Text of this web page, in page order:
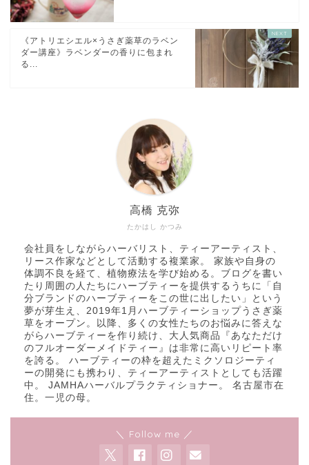
《アトリエシエル×うさぎ薬草のラベン
ダー講座》ラベンダーの香りに包まれ
る...
たかはし かつみ
高橋 克弥
会社員をしながらハーバリスト、ティーアーティスト、
リース作家などとして活動する複業家。 家族や自身の
体調不良を経て、植物療法を学び始める。ブログを書い
たり周囲の人たちにハーブティーを提供するうちに「自
分ブランドのハーブティーをこの世に出したい」という
夢が芽生え、2019年1月ハーブティーショップうさぎ薬
草をオープン。以降、多くの女性たちのお悩みに答えな
がらハーブティーを作り続け、大人気商品『あなただけ
のフルオーダーメイドティー』は非常に高いリピート率
を誇る。 ハーブティーの枠を超えたミクソロジーティ
ーの開発にも携わり、ティーアーティストとしても活躍
中。 JAMHAハーバルプラクティショナー。 名古屋市在
住。一児の母。
＼ Follow me ／